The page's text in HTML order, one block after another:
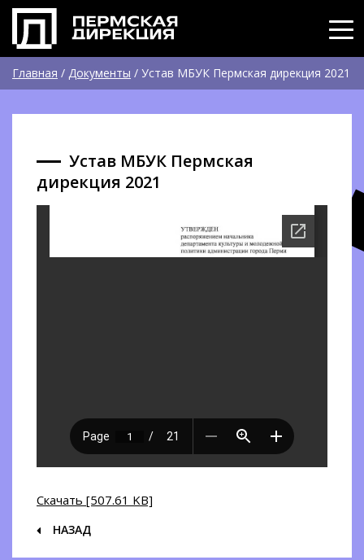
Главная / Документы / Устав МБУК Пермская дирекция 2021
Устав МБУК Пермская
дирекция 2021
Скачать [507.61 KB]
НАЗАД